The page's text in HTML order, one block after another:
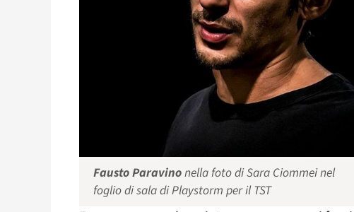
Fausto Paravinonella foto di Sara Ciommei nel
foglio di sala di Playstorm per il TST